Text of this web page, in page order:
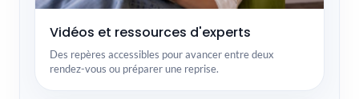
Vidéos et ressources d'experts
Des repères accessibles pour avancer entre deux
rendez-vous ou préparer une reprise.